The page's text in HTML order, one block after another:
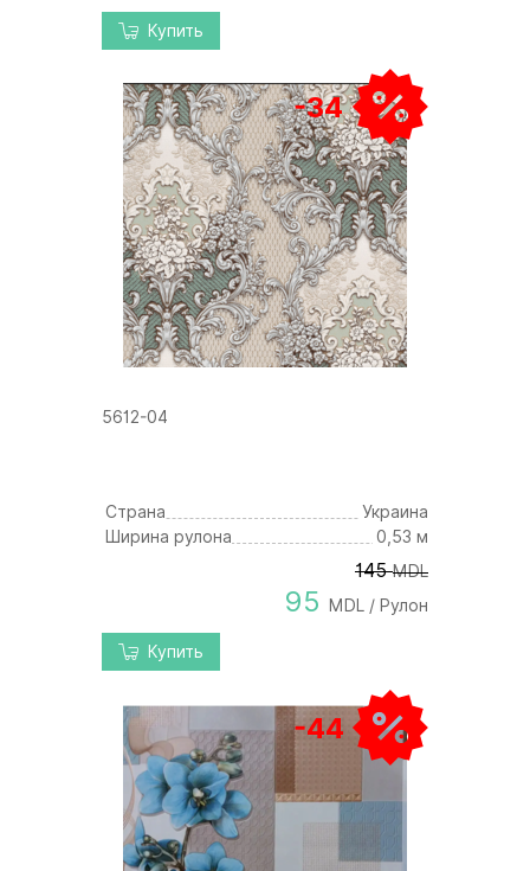
Купить
-34
5612-04
Страна
Украина
Ширина рулона
0,53 м
145 MDL
95 MDL / Рулон
Купить
-44